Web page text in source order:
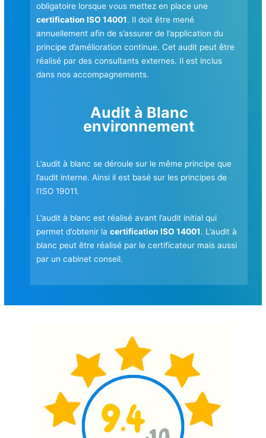
obligatoire lorsque vous mettez en place une
certification ISO 14001. Il doit être mené
annuellement afin de s’assurer de l’application du
principe d’amélioration continue. Cet audit peut être
réalisé par des consultants externes. Il est inclus
dans nos accompagnements.
Audit à Blanc
environnement
L’audit à blanc se déroule sur le même principe que
l’audit interne. Ainsi il est basé sur les principes de
l’ISO 19011.
L’audit à blanc est réalisé avant l’audit initial qui
permet d’obtenir lacertification ISO 14001. L’audit à
blanc peut être réalisé par le certificateur mais aussi
par un cabinet conseil.